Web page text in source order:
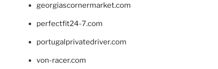
georgiascornermarket.com
perfectfit24-7.com
portugalprivatedriver.com
von-racer.com